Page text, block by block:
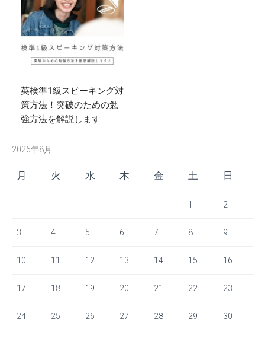
英検準1級スピーキング対
策方法！突破のための勉
強方法を解説します
2026年8月
月 火 水 木 金 土 日
1 2
3 4 5 6 7 8 9
10 11 12 13 14 15 16
17 18 19 20 21 22 23
24 25 26 27 28 29 30